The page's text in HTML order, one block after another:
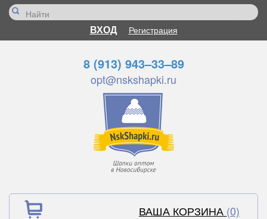
ВХОД Регистрация
8 (913) 943–33–89
opt@nskshapki.ru
ВАША КОРЗИНА (0)